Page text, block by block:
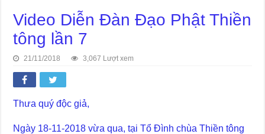
Video Diễn Đàn Đạo Phật Thiền
tông lần 7
21/11/2018 3,067 Lượt xem
Thưa quý độc giả,
Ngày 18-11-2018 vừa qua, tại Tổ Đình chùa Thiền tông